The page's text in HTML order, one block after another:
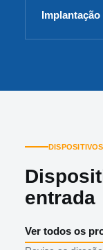
entrada
Ver todos os